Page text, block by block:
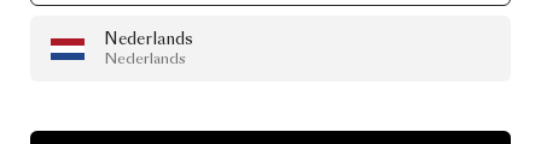
Nederlands
Nederlands